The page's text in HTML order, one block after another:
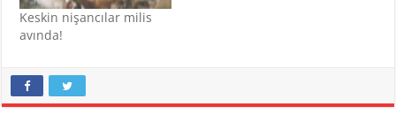
Keskin nişancılar milis
avında!